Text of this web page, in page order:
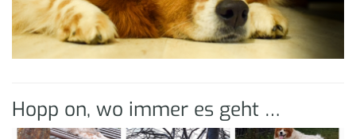
Hopp on, wo immer es geht …